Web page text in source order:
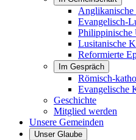
Evangelisch-
Philippinische
Lusitanische
Reformierte
Im Gespräch
Römisch-
Evangelische
Geschichte
Mitglied werden
Unsere Gemeinden
Unser Glaube